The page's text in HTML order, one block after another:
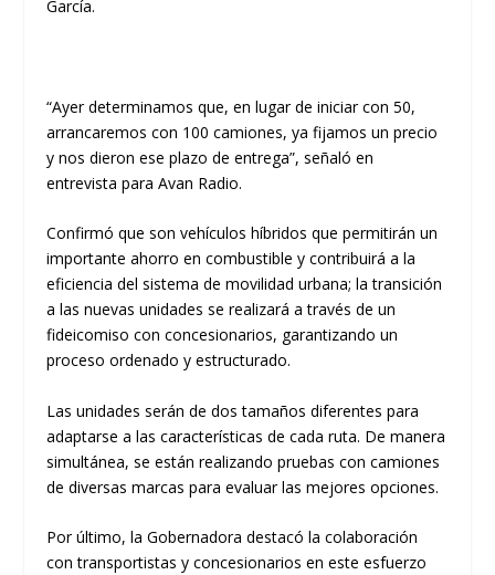
García.
“Ayer determinamos que, en lugar de iniciar con 50,
arrancaremos con 100 camiones, ya fijamos un precio
y nos dieron ese plazo de entrega”, señaló en
entrevista para Avan Radio.
Confirmó que son vehículos híbridos que permitirán un
importante ahorro en combustible y contribuirá a la
eficiencia del sistema de movilidad urbana; la transición
a las nuevas unidades se realizará a través de un
fideicomiso con concesionarios, garantizando un
proceso ordenado y estructurado.
Las unidades serán de dos tamaños diferentes para
adaptarse a las características de cada ruta. De manera
simultánea, se están realizando pruebas con camiones
de diversas marcas para evaluar las mejores opciones.
Por último, la Gobernadora destacó la colaboración
con transportistas y concesionarios en este esfuerzo